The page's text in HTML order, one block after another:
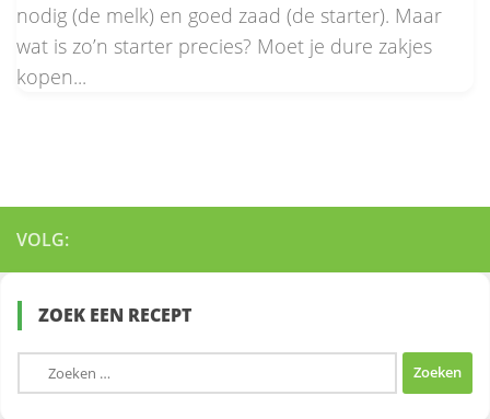
nodig (de melk) en goed zaad (de starter). Maar
wat is zo’n starter precies? Moet je dure zakjes
kopen...
VOLG:
ZOEK EEN RECEPT
Zoeken
naar: